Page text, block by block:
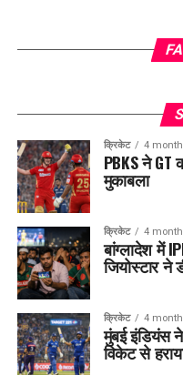
क्रिकेट 4
PBKS ने GT
मुकाबला
क्रिकेट 4
बांग्लादेश में
जियोस्टार ने
क्रिकेट 4
मुंबई इंडियंस
विकेट से